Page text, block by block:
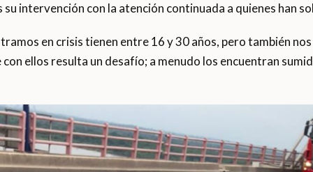
intervención con la atención continuada a quienes han
en crisis tienen entre 16 y 30 años, pero también
ellos resulta un desafío; a menudo los encuentran